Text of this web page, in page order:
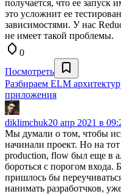
получается, что ее
это усложнит ее
зависимостями. У нас
не имеет такой проблемы.
0
Посмотреть
Разбираем ELM
приложения
diklimchuk20 апр 2021 в
Мы думали о том, чтобы
начинали проект. Но на
production, flow был еще в
бороться с порогом входа.
пришлось бы
нанимать разработчков,